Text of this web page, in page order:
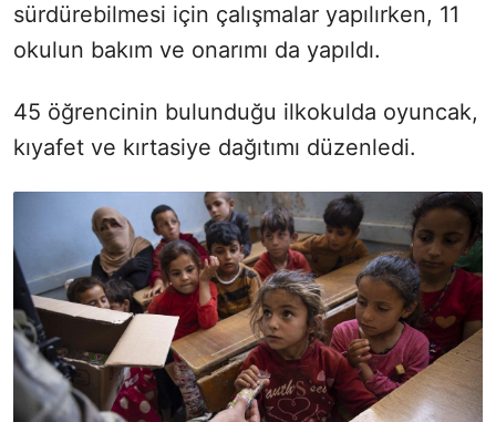
sürdürebilmesi için çalışmalar yapılırken, 11
okulun bakım ve onarımı da yapıldı.
45 öğrencinin bulunduğu ilkokulda oyuncak,
kıyafet ve kırtasiye dağıtımı düzenledi.